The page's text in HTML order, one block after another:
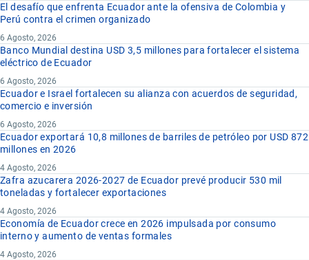
El desafío que enfrenta Ecuador ante la ofensiva de Colombia y
Perú contra el crimen organizado
6 Agosto, 2026
Banco Mundial destina USD 3,5 millones para fortalecer el sistema
eléctrico de Ecuador
6 Agosto, 2026
Ecuador e Israel fortalecen su alianza con acuerdos de seguridad,
comercio e inversión
6 Agosto, 2026
Ecuador exportará 10,8 millones de barriles de petróleo por USD 872
millones en 2026
4 Agosto, 2026
Zafra azucarera 2026-2027 de Ecuador prevé producir 530 mil
toneladas y fortalecer exportaciones
4 Agosto, 2026
Economía de Ecuador crece en 2026 impulsada por consumo
interno y aumento de ventas formales
4 Agosto, 2026